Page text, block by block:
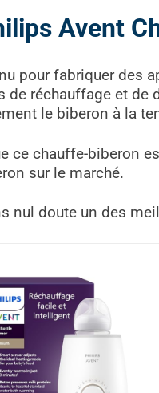
Avent
pour fabriquer des
de réchauffage et de
le biberon à la
ce chauffe-biberon
sur le marché.
nul doute un des